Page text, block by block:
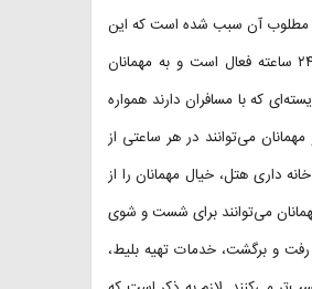
مطلوب آن سبب شده است که این
هتل آپارتمان به انتخاب دائمی بسیاری از مسافران شهر مشهد تبدیل شود. پذیرش این هتل به صورت ۲۴ ساعته فعال است و به مهمانان
که با مسافران دارند همواره
داشته است. هتل دارای خدمات روم سرویس ۲۴ ساعته است و مهمانان می‌توانند در هر ساعتی از
داری هتل، خیال مهمانان را از
می‌توانند برای شست و شوی
رفت و برگشت، خدمات تهیه بلیط،